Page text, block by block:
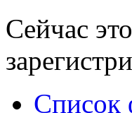
Сейчас
Список